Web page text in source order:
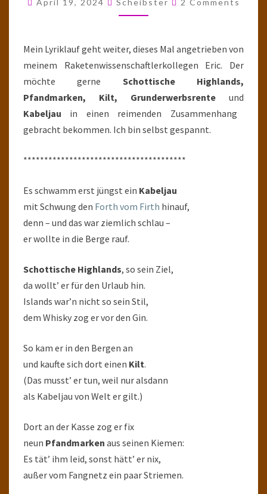
ER
DAS
GUT
April 19, 2024 Scheibster 2 Comments
Mein Lyriklauf geht weiter, dieses Mal angetrieben von
meinem Raketenwissenschaftlerkollegen Eric. Der
möchte gerne Schottische Highlands,
Pfandmarken, Kilt, Grunderwerbsrente und
Kabeljau in einen reimenden Zusammenhang
gebracht bekommen. Ich bin selbst gespannt.
***************************************
Es schwamm erst jüngst ein Kabeljau
mit Schwung den Forth vom Firth hinauf,
denn – und das war ziemlich schlau –
er wollte in die Berge rauf.
Schottische Highlands, so sein Ziel,
da wollt’ er für den Urlaub hin.
Islands war’n nicht so sein Stil,
dem Whisky zog er vor den Gin.
So kam er in den Bergen an
und kaufte sich dort einen Kilt.
(Das musst’ er tun, weil nur alsdann
als Kabeljau von Welt er gilt.)
Dort an der Kasse zog er fix
neun Pfandmarken aus seinen Kiemen:
Es tät’ ihm leid, sonst hätt’ er nix,
außer vom Fangnetz ein paar Striemen.